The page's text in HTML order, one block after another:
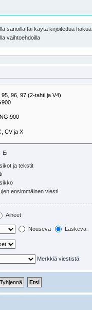
sanoilla tai käytä kirjoitettua hakua
vaihtoehdoilla
Ei
ja tekstit
ensimmäinen viesti
Aiheet
Nouseva Laskeva
Merkkiä viestistä.